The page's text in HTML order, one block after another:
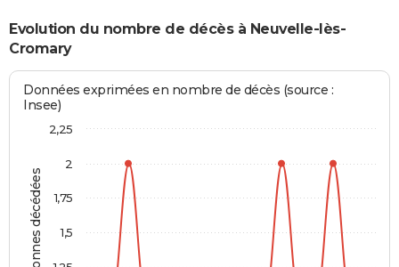
Evolution du nombre de décès à Neuvelle-lès-
Cromary
Personnes décédées
Données exprimées en nombre de décès (source :
Insee)
1,5
1,75
2
2,25